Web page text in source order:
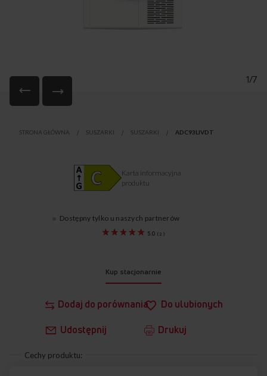
1/7
początek
STRONA GŁÓWNA SUSZARKI SUSZARKI ADC93LIVDT
Dodaj do porównania Do ulubionych
Udostępnij Drukuj
5.0 ( 2 )
Karta informacyjna
produktu
Dostępny tylko u naszych partnerów
Kup stacjonarnie
Cechy produktu: